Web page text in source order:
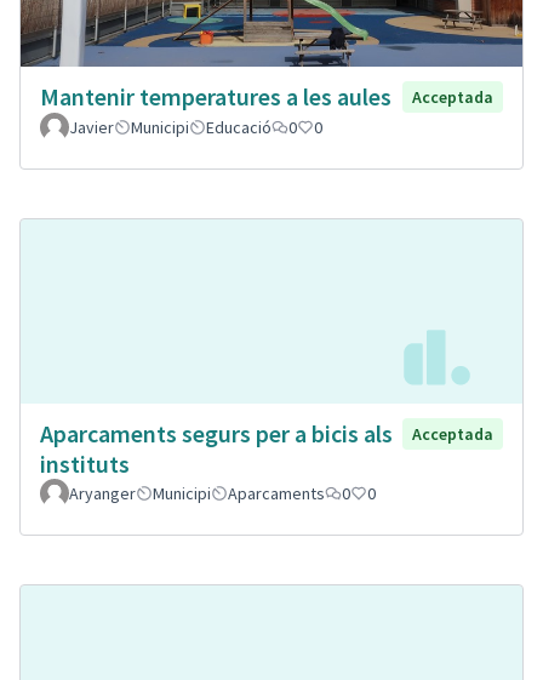
Mantenir temperatures a les aules
Acceptada
Javier
Municipi Educació 0 0
Aparcaments segurs per a bicis als
instituts
Acceptada
Aryanger Municipi Aparcaments 0 0